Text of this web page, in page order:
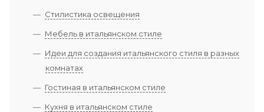
Стилистика освещения
Мебель в итальянском стиле
Идеи для создания итальянского стиля в разных
комнатах
Гостиная в итальянском стиле
Кухня в итальянском стиле